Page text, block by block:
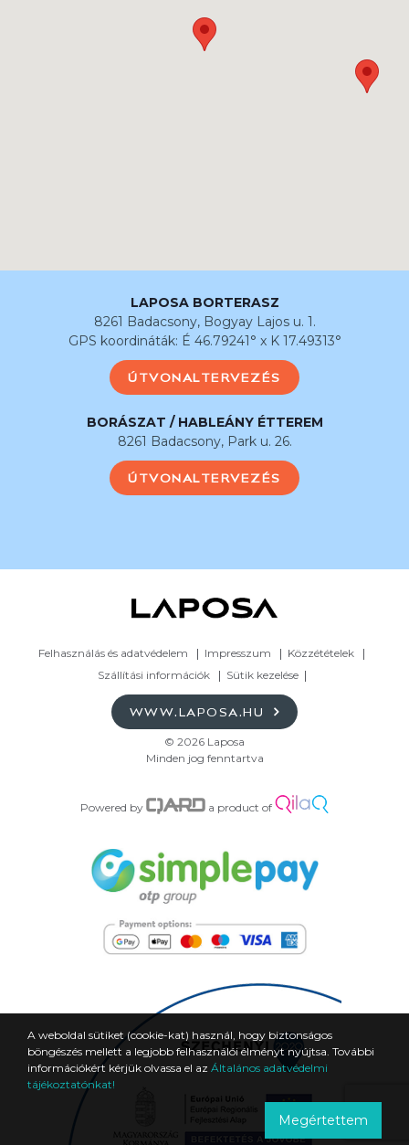
LAPOSA BORTERASZ
8261 Badacsony, Bogyay Lajos u. 1.
GPS koordináták: É 46.79241° x K 17.49313°
ÚTVONALTERVEZÉS
BORÁSZAT / HABLEÁNY ÉTTEREM
8261 Badacsony, Park u. 26.
ÚTVONALTERVEZÉS
Felhasználás és adatvédelem Impresszum
Közzétételek
Szállítási információk
Sütik kezelése
WWW.LAPOSA.HU
© 2026 Laposa
Minden jog fenntartva
Powered by a product of
A weboldal sütiket (cookie-kat) használ, hogy biztonságos
böngészés mellett a legjobb felhasználói élményt nyújtsa. További
információkért kérjük olvassa el az Általános adatvédelmi
tájékoztatónkat!
Megértettem